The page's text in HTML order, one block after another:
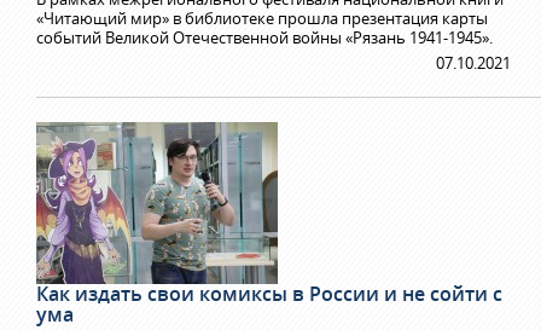
«Читающий мир» в библиотеке прошла презентация карты
событий Великой Отечественной войны «Рязань 1941-1945».
07.10.2021
Как издать свои комиксы в России и не сойти с
ума